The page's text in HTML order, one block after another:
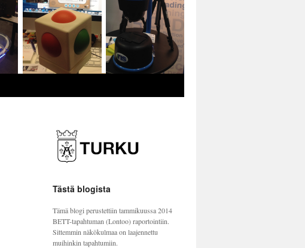
Tästä blogista
Tämä blogi perustettiin tammikuussa 2014
BETT-tapahtuman (Lontoo) raportointiin.
Sittemmin näkökulmaa on laajennettu
muihinkin tapahtumiin.